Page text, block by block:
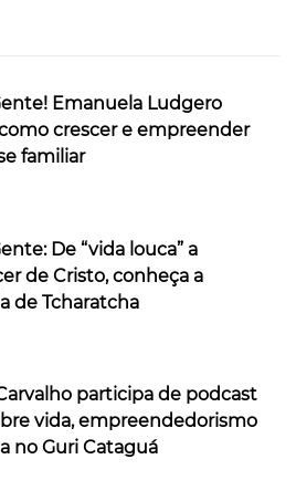
Emanuela Ludgero
crescer e empreender
familiar
De “vida louca” a
de Cristo, conheça a
de Tcharatcha
participa de podcast
vida, empreendedorismo
no Guri Cataguá